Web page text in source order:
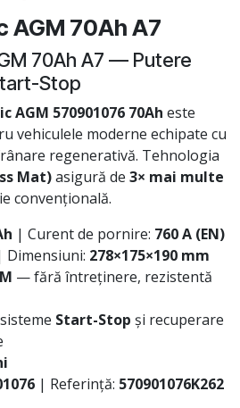
AGM 70Ah A7
70Ah A7 — Putere
Stop
AGM 570901076 70Ah este
vehiculele moderne echipate cu
regenerativă. Tehnologia
Mat)asigură de 3× mai multe
convențională.
| Curent de pornire: 760 A (EN)
278×175×190 mm
— fără întreținere, rezistentă
Start-Stop și recuperare
| Referință: 570901076K262